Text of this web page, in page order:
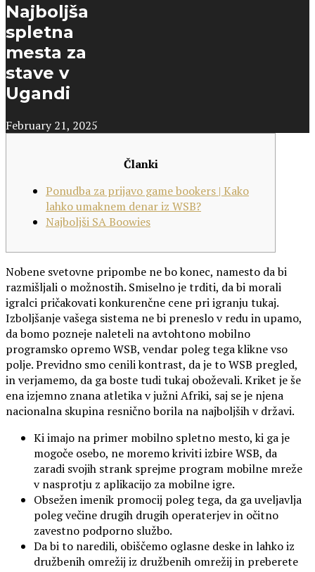
Najboljša
spletna
mesta za
stave v
Ugandi
February 21, 2025
Članki
Ponudba za prijavo game bookers | Kako
lahko umaknem denar iz WSB?
Najboljši SA Boowies
Nobene svetovne pripombe ne bo konec, namesto da bi
razmišljali o možnostih. Smiselno je trditi, da bi morali
igralci pričakovati konkurenčne cene pri igranju tukaj.
Izboljšanje vašega sistema ne bi preneslo v redu in upamo,
da bomo pozneje naleteli na avtohtono mobilno
programsko opremo WSB, vendar poleg tega klikne vso
polje. Previdno smo cenili kontrast, da je to WSB pregled,
in verjamemo, da ga boste tudi tukaj oboževali.Kriket je še
ena izjemno znana atletika v južni Afriki, saj se je njena
nacionalna skupina resnično borila na najboljših v državi.
Ki imajo na primer mobilno spletno mesto, ki ga je
mogoče osebo, ne moremo kriviti izbire WSB, da
zaradi svojih strank sprejme program mobilne mreže
v nasprotju z aplikacijo za mobilne igre.
Obsežen imenik promocij poleg tega, da ga uveljavlja
poleg večine drugih drugih operaterjev in očitno
zavestno podporno službo.
Da bi to naredili, obiščemo oglasne deske in lahko iz
družbenih omrežij iz družbenih omrežij in preberete